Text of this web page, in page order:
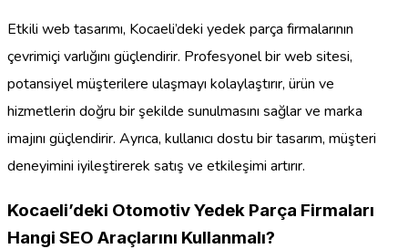
Etkili web tasarımı, Kocaeli’deki yedek parça firmalarının
çevrimiçi varlığını güçlendirir. Profesyonel bir web sitesi,
potansiyel müşterilere ulaşmayı kolaylaştırır, ürün ve
hizmetlerin doğru bir şekilde sunulmasını sağlar ve marka
imajını güçlendirir. Ayrıca, kullanıcı dostu bir tasarım, müşteri
deneyimini iyileştirerek satış ve etkileşimi artırır.
Kocaeli’deki Otomotiv Yedek Parça Firmaları
Hangi SEO Araçlarını Kullanmalı?